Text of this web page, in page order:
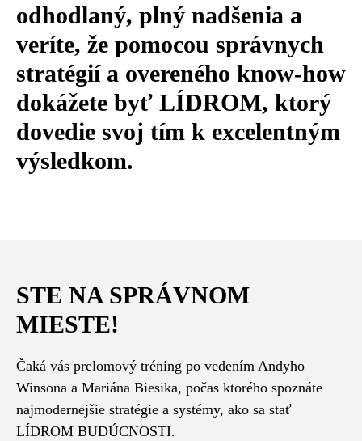
odhodlaný, plný nadšenia a
veríte, že pomocou správnych
stratégií a overeného know-how
dokážete byť LÍDROM, ktorý
dovedie svoj tím k excelentným
výsledkom.
STE NA SPRÁVNOM
MIESTE!
Čaká vás prelomový tréning po vedením Andyho
Winsona a Mariána Biesika, počas ktorého spoznáte
najmodernejšie stratégie a systémy, ako sa stať
LÍDROM BUDÚCNOSTI.